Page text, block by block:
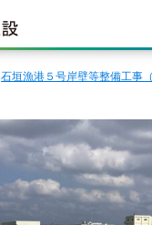
石垣漁港５号岸壁等整備工事（